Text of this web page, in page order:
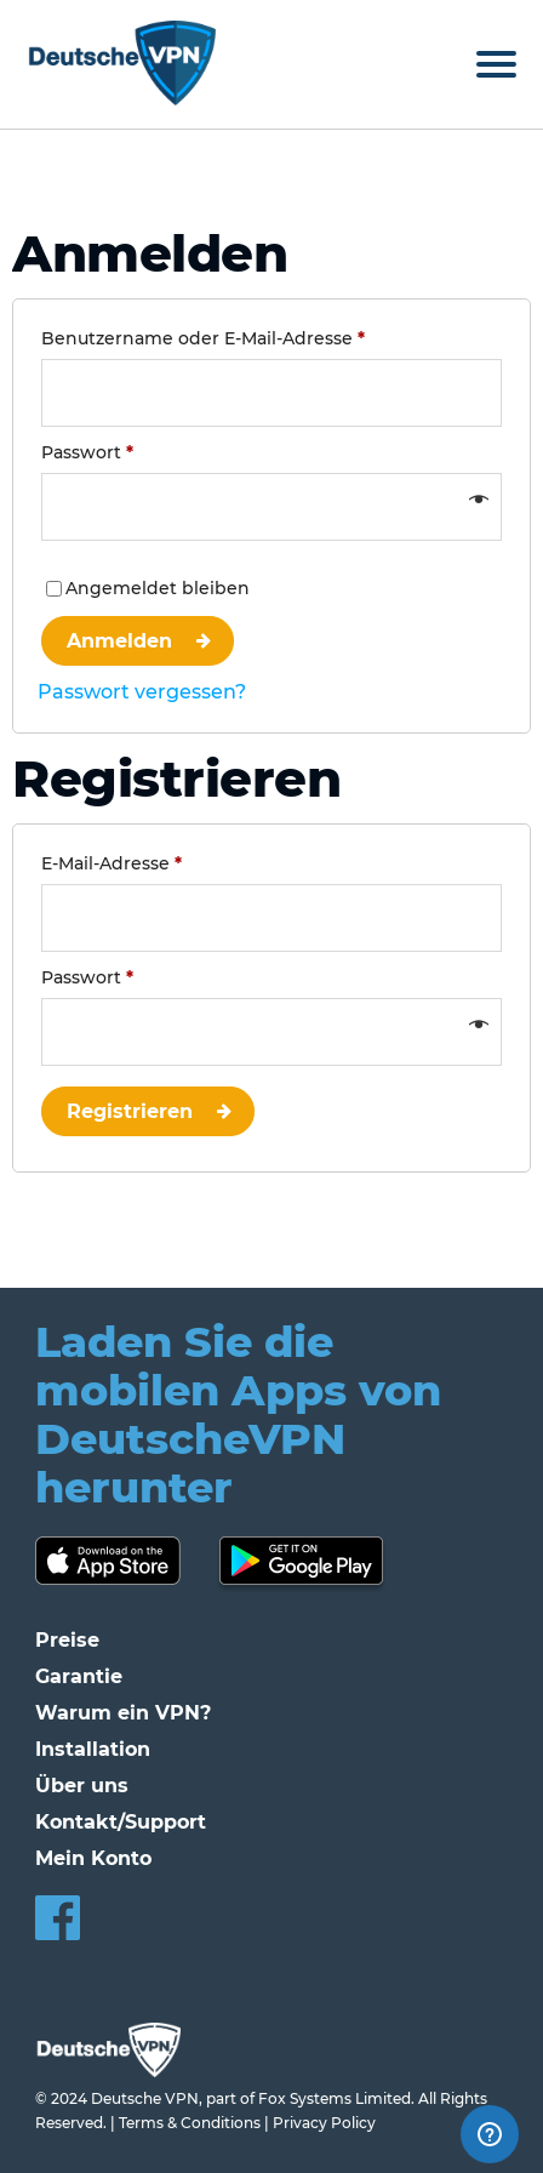
Anmelden
Benutzername oder E-Mail-Adresse *
Passwort *
Angemeldet bleiben
Anmelden
Passwort vergessen?
Registrieren
E-Mail-Adresse *
Passwort *
Registrieren
Laden Sie die
mobilen Apps von
DeutscheVPN
herunter
Preise
Garantie
Warum ein VPN?
Installation
Über uns
Kontakt/Support
Mein Konto
© 2024 Deutsche VPN, part of Fox Systems Limited. All Rights
Reserved. | Terms & Conditions | Privacy Policy